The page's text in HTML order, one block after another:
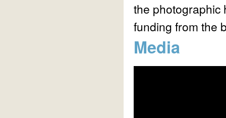
the photographic
funding from the
Media